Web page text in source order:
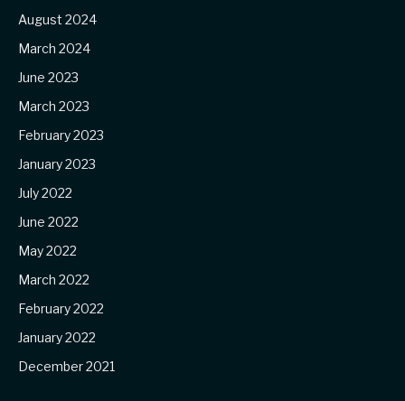
August 2024
March 2024
June 2023
March 2023
February 2023
January 2023
July 2022
June 2022
May 2022
March 2022
February 2022
January 2022
December 2021